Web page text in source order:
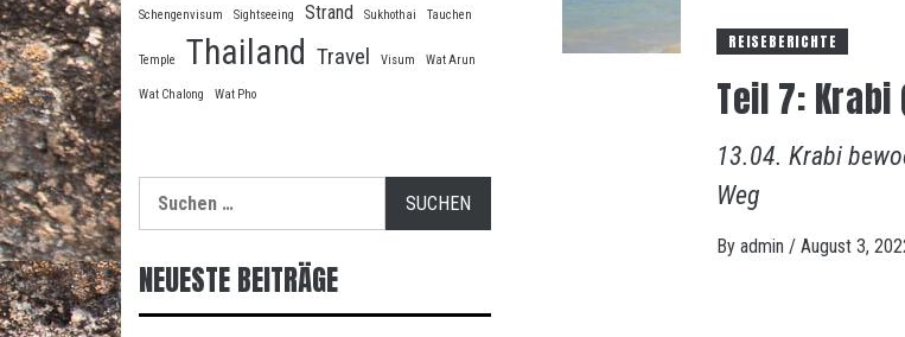
REISEBERICHTE
Teil 7: Krabi
13.04. Krabi
Weg
By admin / August 3,
Schengenvisum
Sightseeing Strand Sukhothai Tauchen
Temple Thailand Travel Visum Wat Arun
Wat Chalong Wat Pho
nach:
NEUESTE BEITRÄGE